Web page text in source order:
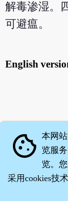
解毒渗湿。
可避瘟。
English
cookie 本网
览服
览。
采用cookies技